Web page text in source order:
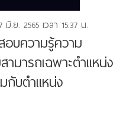
.ย. 2565 เวลา 15:37 น.
บความรู้ความ
มารถเฉพาะตำแหน่ง
กับตำแหน่ง